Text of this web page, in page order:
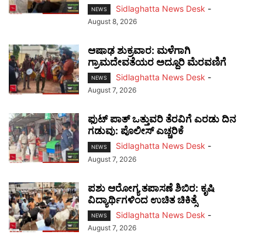
NEWS Sidlaghatta News Desk -
August 8, 2026
ಆಷಾಢ ಶುಕ್ರವಾರ: ಮಳೆಗಾಗಿ
ಗ್ರಾಮದೇವತೆಯರ ಅದ್ದೂರಿ ಮೆರವಣಿಗೆ
NEWS Sidlaghatta News Desk -
August 7, 2026
ಫುಟ್‌ ಪಾತ್ ಒತ್ತುವರಿ ತೆರವಿಗೆ ಎರಡು ದಿನ
ಗಡುವು: ಪೊಲೀಸ್ ಎಚ್ಚರಿಕೆ
NEWS Sidlaghatta News Desk -
August 7, 2026
ಪಶು ಆರೋಗ್ಯ ತಪಾಸಣೆ ಶಿಬಿರ: ಕೃಷಿ
ವಿದ್ಯಾರ್ಥಿಗಳಿಂದ ಉಚಿತ ಚಿಕಿತ್ಸೆ
NEWS Sidlaghatta News Desk -
August 7, 2026